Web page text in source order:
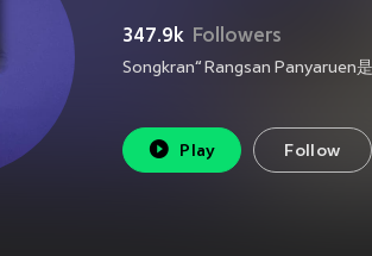
347.9k Followers
Play Follow